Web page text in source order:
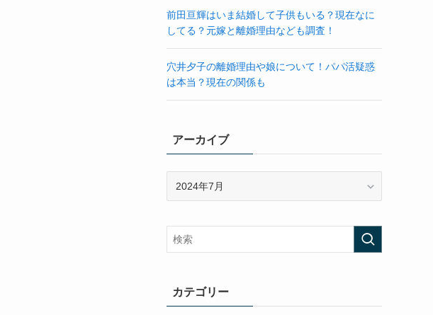
前田亘輝はいま結婚して子供もいる？現在なに
してる？元嫁と離婚理由なども調査！
穴井夕子の離婚理由や娘について！パパ活疑惑
は本当？現在の関係も
アーカイブ
イ
ブ
カテゴリー